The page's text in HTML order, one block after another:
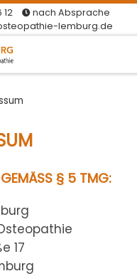
springen
12
nach Absprache
lemburg.de
§ 5 TMG:
17